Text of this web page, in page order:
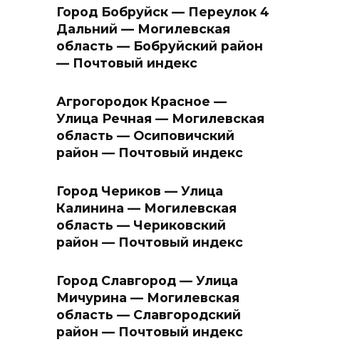
Город Бобруйск — Переулок 4
Дальний — Могилевская
область — Бобруйский район
— Почтовый индекс
Агрогородок Красное —
Улица Речная — Могилевская
область — Осиповичский
район — Почтовый индекс
Город Чериков — Улица
Калинина — Могилевская
область — Чериковский
район — Почтовый индекс
Город Славгород — Улица
Мичурина — Могилевская
область — Славгородский
район — Почтовый индекс